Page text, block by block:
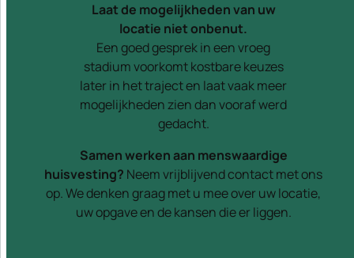
Laat de mogelijkheden van uw
locatie niet onbenut.
Een goed gesprek in een vroeg
stadium voorkomt kostbare keuzes
later in het traject en laat vaak meer
mogelijkheden zien dan vooraf werd
gedacht.
Samen werken aan menswaardige
huisvesting? Neem vrijblijvend contact met ons
op. We denken graag met u mee over uw locatie,
uw opgave en de kansen die er liggen.